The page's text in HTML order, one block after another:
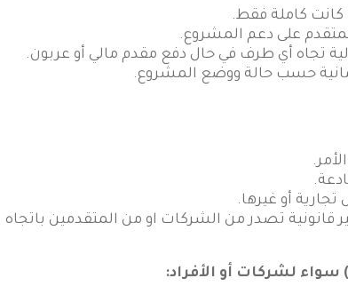
كانت كاملة فقط.
على دعم المشروع.
تجاه أي طرف في حال دفع مقدم مالي أو عربون.
حسب حالة ووضع المشروع.
أو غيرها.
تصدر من الشركات او من المتقدمين
لشركات أو الأفراد: